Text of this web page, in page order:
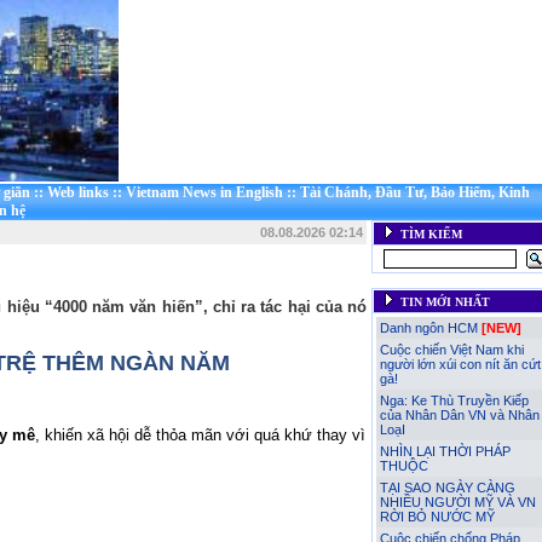
giãn::Web links::Vietnam News in English::Tài Chánh, Đầu Tư, Bảo Hiểm, Kinh
hệ
08.08.2026 02:14
“4000 năm văn hiến”, chỉ ra tác hại của nó
THÊM NGÀN NĂM
mê , khiến xã hội dễ thỏa mãn với quá khứ thay vì
TÌM KIẾM
TIN MỚI NHẤT
Danh ngôn HCM [NEW]
Cuộc chiến Việt Nam khi
người lớn xúi con nít ăn cứt
gà!
Nga: Ke Thù Truyền Kiếp
của Nhân Dân VN và Nhân
LoạI
NHÌN LẠI THỜI PHÁP
THUỘC
TẠI SAO NGÀY CÀNG
NHIỀU NGƯỜI MỸ VÀ VN
RỜI BỎ NƯỚC MỸ
Cuộc chiến chống Pháp